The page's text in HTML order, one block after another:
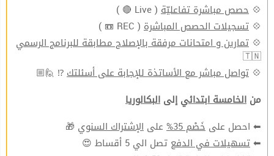
💠 حصص مباشرة تفاعليّة ( Live 🔴 )
💠 تسجيلات الحصص المباشرة ( REC 📼 )
💠 تمارين و امتحانات مرفقة بالإصلاح مطابقة للبرنامج الرسمي
🇹🇳
💠 تواصل مباشر مع الأساتذة للإجابة على أسئلتك⁉ 🙋🏼
من الخامسة ابتدائي إلى البكالوريا
⬅ احصل على خَصْم 35% على الإشتراك السنوي 🎁
⬅تسهيلات في الدفع تصل الي 5 أقساط 😍